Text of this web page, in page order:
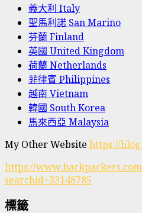
義大利 Italy
聖馬利諾 San Marino
芬蘭 Finland
英國 United Kingdom
荷蘭 Netherlands
菲律賓 Philippines
越南 Vietnam
韓國 South Korea
馬來西亞 Malaysia
My Other Website https://
https://
searchid=33148785
標籤